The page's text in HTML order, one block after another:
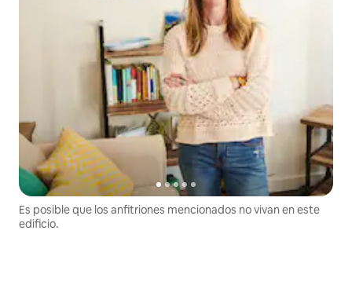
Es posible que los anfitriones mencionados no vivan en este
edificio.